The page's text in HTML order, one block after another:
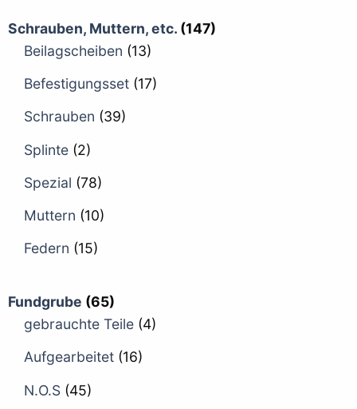
Schrauben, Muttern, etc. (147)
Beilagscheiben (13)
Befestigungsset (17)
Schrauben (39)
Splinte (2)
Spezial (78)
Muttern (10)
Federn (15)
Fundgrube (65)
gebrauchte Teile (4)
Aufgearbeitet (16)
N.O.S (45)